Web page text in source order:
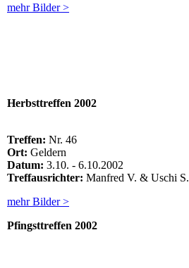
mehr Bilder >
Herbsttreffen 2002
Treffen: Nr. 46
Ort: Geldern
Datum: 3.10. - 6.10.2002
Treffausrichter: Manfred V. & Uschi S.
mehr Bilder >
Pfingsttreffen 2002